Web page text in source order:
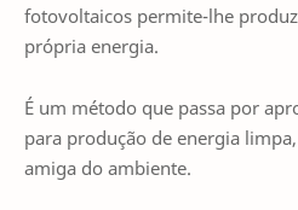
fotovoltaicos permite-lhe
própria energia.
É um método que passa por
para produção de energia
amiga do ambiente.